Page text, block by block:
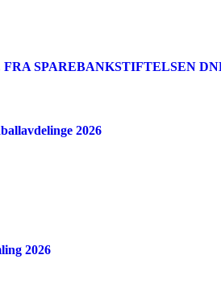
SPAREBANKSTIFTELSEN
2026
2026